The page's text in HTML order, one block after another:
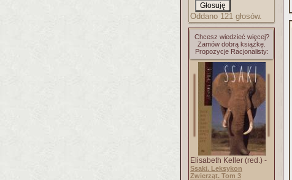
Oddano 121 głosów.
Chcesz wiedzieć więcej?
Zamów dobrą książkę.
Propozycje Racjonalisty:
Elisabeth Keller (red.) -
Ssaki. Leksykon
Zwierząt. Tom 3